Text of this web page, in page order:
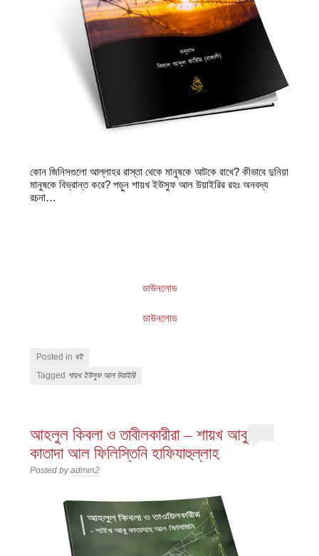
কোন জিনিসগুলো আল্লাহর রাস্তা থেকে মানুষকে আটকে রাখে? কীভাবে দুনিয়া
মানুষকে বিভ্রান্ত করে? পড়ুন শায়খ ইউসুফ আল উয়াইরির রহঃ অনবদ্য
রচনা…
ডাউনলোড
ডাউনলোড
Posted in বই
Tagged শায়খ ইউসুফ আল উয়াইরি
আহলুল কিবলা ও তাবীলকারীরা – শায়খ আবু
কাতাদা আল ফিলিস্তিনি হাফিযাহুল্লাহ
Posted byadmin2